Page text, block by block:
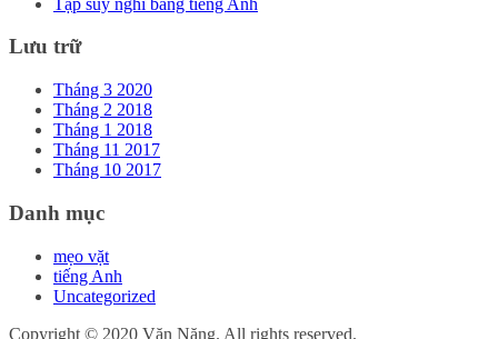
Lưu trữ
Tháng 3 2020
Tháng 2 2018
Tháng 1 2018
Tháng 11 2017
Tháng 10 2017
Danh mục
mẹo vặt
tiếng Anh
Uncategorized
Copyright © 2020 Văn Năng. All rights reserved.